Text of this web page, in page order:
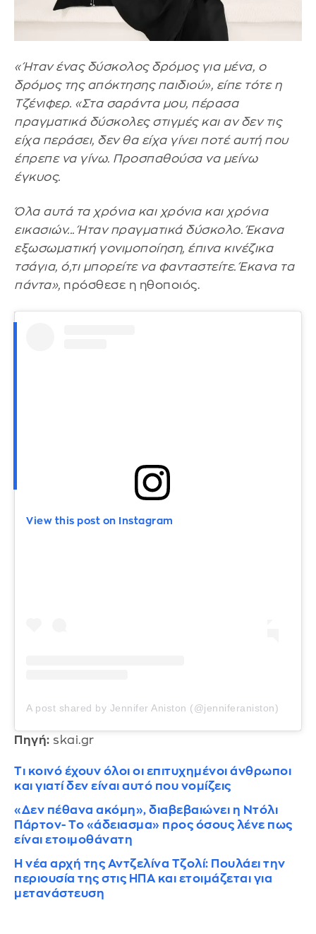
«Ήταν ένας δύσκολος δρόμος για μένα, ο
δρόμος της απόκτησης παιδιού», είπε τότε η
Τζένιφερ. «Στα σαράντα μου, πέρασα
πραγματικά δύσκολες στιγμές και αν δεν τις
είχα περάσει, δεν θα είχα γίνει ποτέ αυτή που
έπρεπε να γίνω. Προσπαθούσα να μείνω
έγκυος.
Όλα αυτά τα χρόνια και χρόνια και χρόνια
εικασιών... Ήταν πραγματικά δύσκολο. Έκανα
εξωσωματική γονιμοποίηση, έπινα κινέζικα
τσάγια, ό,τι μπορείτε να φανταστείτε. Έκανα τα
πάντα», πρόσθεσε η ηθοποιός.
View this post on Instagram
A post shared by Jennifer Aniston (@jenniferaniston)
Πηγή: skai.gr
Τι κοινό έχουν όλοι οι επιτυχημένοι άνθρωποι
και γιατί δεν είναι αυτό που νομίζεις
«Δεν πέθανα ακόμη», διαβεβαιώνει η Ντόλι
Πάρτον- Το «άδειασμα» προς όσους λένε πως
είναι ετοιμοθάνατη
Η νέα αρχή της Αντζελίνα Τζολί: Πουλάει την
περιουσία της στις ΗΠΑ και ετοιμάζεται για
μετανάστευση